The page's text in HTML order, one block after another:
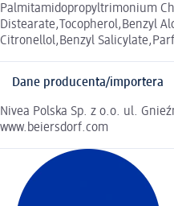
Palmitamidopropyltrimonium
Distearate,Tocopherol,Benzyl
Citronellol,Benzyl
Dane producenta/importera
Nivea Polska Sp. z o.o. ul.
www.beiersdorf.com